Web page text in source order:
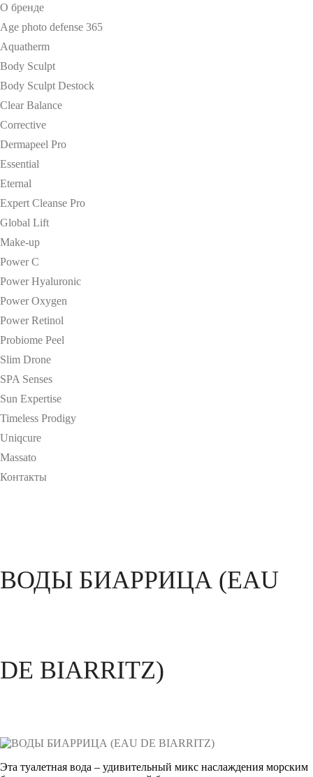
О бренде
Age photo defense 365
Aquatherm
Body Sculpt
Body Sculpt Destock
Clear Balance
Corrective
Dermapeel Pro
Essential
Eternal
Expert Cleanse Pro
Global Lift
Make-up
Power C
Power Hyaluronic
Power Oxygen
Power Retinol
Probiome Peel
Slim Drone
SPA Senses
Sun Expertise
Timeless Prodigy
Uniqcure
Massato
Контакты
ВОДЫ БИАРРИЦА (EAU
DE BIARRITZ)
Эта туалетная вода – удивительный микс наслаждения морским